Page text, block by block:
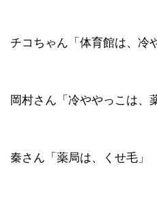
チコちゃん「体育館は、冷
岡村さん「冷ややっこは、
秦さん「薬局は、くせ毛」